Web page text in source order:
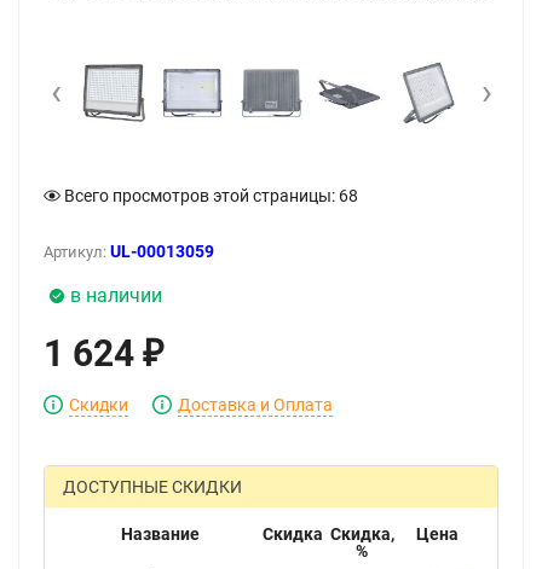
‹ ›
Всего просмотров этой страницы: 68
Артикул: UL-00013059
в наличии
1 624 ₽
Скидки Доставка и Оплата
ДОСТУПНЫЕ СКИДКИ
Название Скидка Скидка,
%
Цена